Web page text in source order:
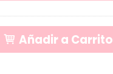
Añadir a Carrito